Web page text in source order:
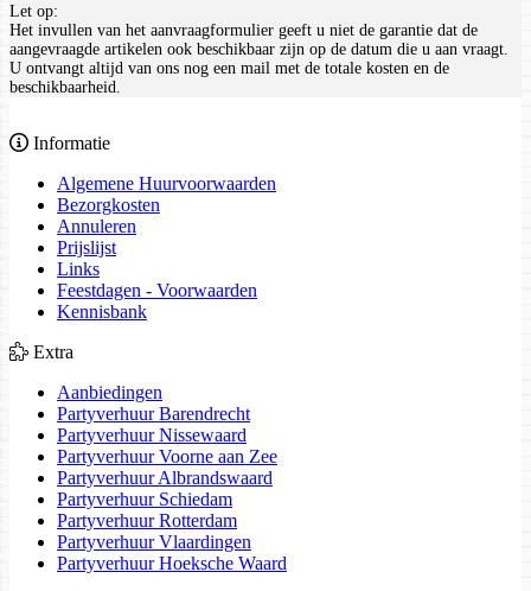
Let op:
Het invullen van het aanvraagformulier geeft u niet de garantie dat de
aangevraagde artikelen ook beschikbaar zijn op de datum die u aan vraagt.
U ontvangt altijd van ons nog een mail met de totale kosten en de
beschikbaarheid.
Informatie
Algemene Huurvoorwaarden
Bezorgkosten
Annuleren
Prijslijst
Links
Feestdagen - Voorwaarden
Kennisbank
Extra
Aanbiedingen
Partyverhuur Barendrecht
Partyverhuur Nissewaard
Partyverhuur Voorne aan Zee
Partyverhuur Albrandswaard
Partyverhuur Schiedam
Partyverhuur Rotterdam
Partyverhuur Vlaardingen
Partyverhuur Hoeksche Waard